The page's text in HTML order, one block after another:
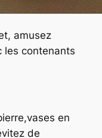
amusez
les contenants
en
de